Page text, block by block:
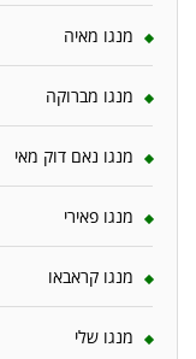
מנגו מאיה
מנגו מברוקה
מנגו נאם דוק מאי
מנגו פאירי
מנגו קראבאו
מנגו שלי